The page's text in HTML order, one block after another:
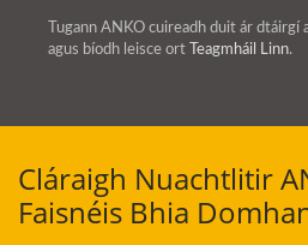
Tugann ANKO cuireadh duit ár dtáirgí
agus bíodh leisce ort
Teagmháil Linn.
Cláraigh Nuachtlitir
Faisnéis Bhia